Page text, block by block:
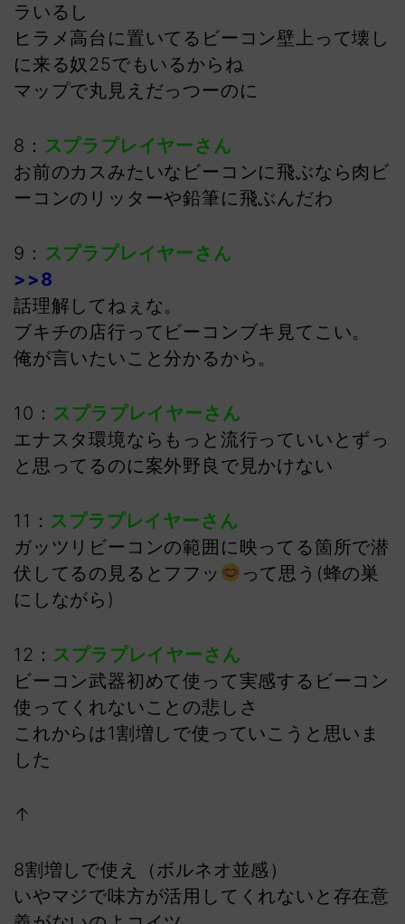
ラいるし
ヒラメ高台に置いてるビーコン壁上って壊し
に来る奴25でもいるからね
マップで丸見えだっつーのに
8： スプラプレイヤーさん
お前のカスみたいなビーコンに飛ぶなら肉ビ
ーコンのリッターや鉛筆に飛ぶんだわ
9： スプラプレイヤーさん
>>8
話理解してねぇな。
ブキチの店行ってビーコンブキ見てこい。
俺が言いたいこと分かるから。
10： スプラプレイヤーさん
エナスタ環境ならもっと流行っていいとずっ
と思ってるのに案外野良で見かけない
11： スプラプレイヤーさん
ガッツリビーコンの範囲に映ってる箇所で潜
伏してるの見るとフフッ
って思う(蜂の巣
にしながら)
12： スプラプレイヤーさん
ビーコン武器初めて使って実感するビーコン
使ってくれないことの悲しさ
これからは1割増しで使っていこうと思いま
した
↑
8割増しで使え（ボルネオ並感）
いやマジで味方が活用してくれないと存在意